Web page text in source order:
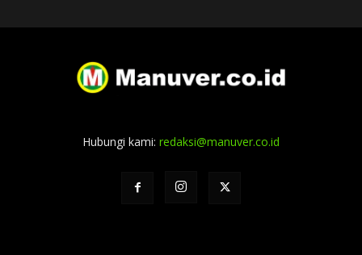
Hubungi kami: redaksi@manuver.co.id